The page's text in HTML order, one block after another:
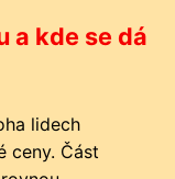
a kde se dá
lidech
ceny. Část